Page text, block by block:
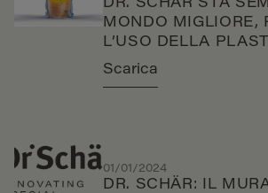
DR. SCHÄR STA
MONDO MIGLIORE,
L’USO DELLA
Scarica
01/01/2024
DR. SCHÄR: IL